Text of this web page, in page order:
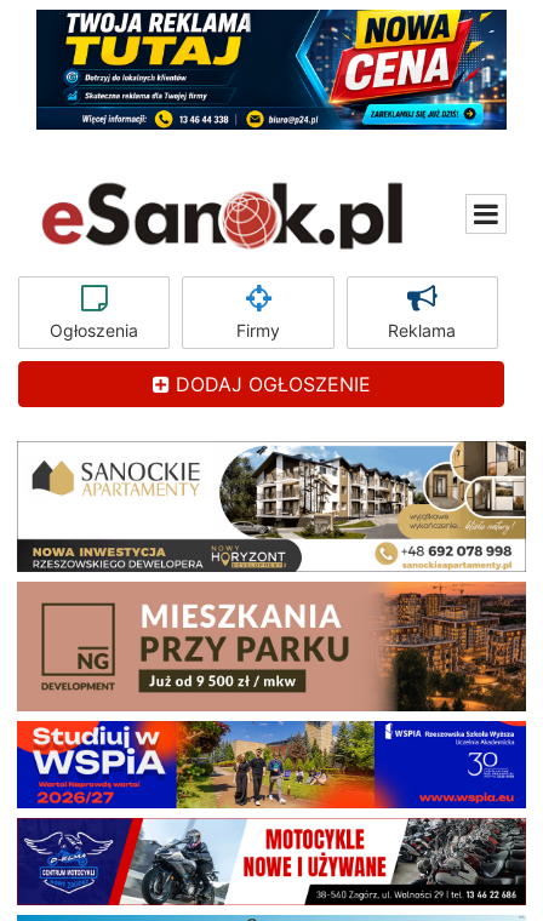
Ogłoszenia Firmy Reklama
DODAJ OGŁOSZENIE